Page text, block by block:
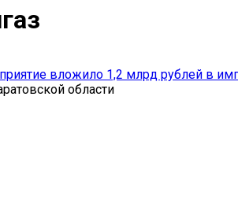
вложило 1,2 млрд рублей в
области